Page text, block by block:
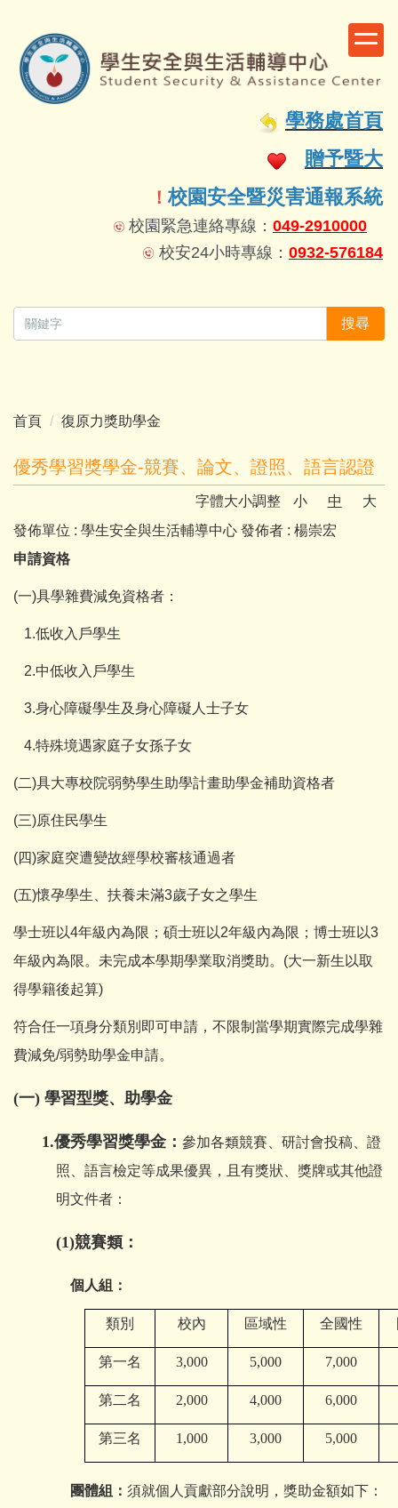
主
要
學務處首頁
贈予暨大
！校園安全暨災害通報系統
校園緊急連絡專線： 049-2910000
校安24小時專線： 0932-576184
搜尋
首頁 復原力獎助學金
優秀學習獎學金-競賽、論文、證照、語言認證
字體大小調整 小 中
大
發佈單位 : 學生安全與生活輔導中心 發佈者 : 楊崇宏
申請資格
(一)具學雜費減免資格者：
1.低收入戶學生
2.中低收入戶學生
3.身心障礙學生及身心障礙人士子女
4.特殊境遇家庭子女孫子女
(二)具大專校院弱勢學生助學計畫助學金補助資格者
(三)原住民學生
(四)家庭突遭變故經學校審核通過者
(五)懷孕學生、扶養未滿3歲子女之學生
學士班以4年級內為限；碩士班以2年級內為限；博士班以3
年級內為限。未完成本學期學業取消獎助。(大一新生以取
得學籍後起算)
符合任一項身分類別即可申請，不限制當學期實際完成學雜
費減免/弱勢助學金申請。
(一) 學習型獎、助學金
1.優秀學習獎學金： 參加各類競賽、研討會投稿、證
照、語言檢定等成果優異，且有獎狀、獎牌或其他證
明文件者：
(1)競賽類：
個人組：
類別 校內 區域性 全國性
第一名 3,000 5,000 7,000
第二名 2,000 4,000 6,000
第三名 1,000 3,000 5,000
團體組： 須就個人貢獻部分說明，獎助金額如下：